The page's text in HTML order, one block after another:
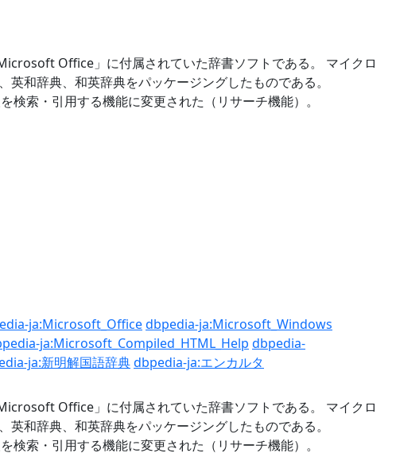
Office」に付属されていた辞書ソフトである。 マイクロ
和辞典、和英辞典をパッケージングしたものである。
索・引用する機能に変更された（リサーチ機能）。
ja:Microsoft_Officedbpedia-ja:Microsoft_Windows
ja:Microsoft_Compiled_HTML_Help dbpedia-
ja:新明解国語辞典dbpedia-ja:エンカルタ
Office」に付属されていた辞書ソフトである。 マイクロ
和辞典、和英辞典をパッケージングしたものである。
索・引用する機能に変更された（リサーチ機能）。